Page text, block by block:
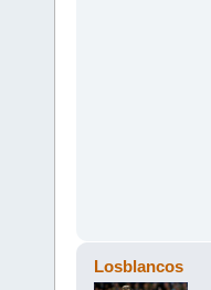
Losblancos